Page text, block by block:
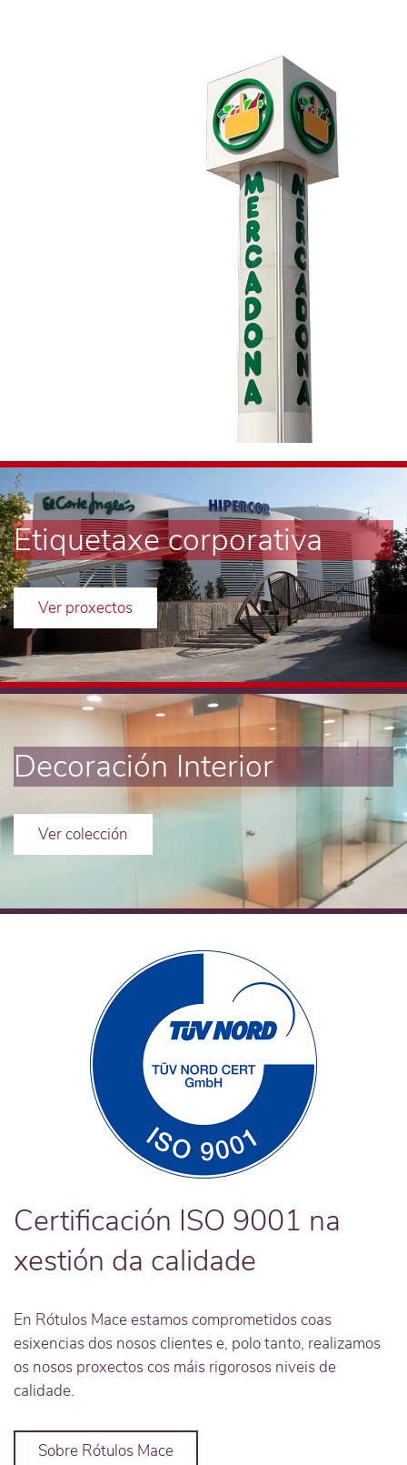
Etiquetaxe corporativa
Ver proxectos
Decoración Interior
Ver colección
Certificación ISO 9001 na
xestión da calidade
En Rótulos Mace estamos comprometidos coas
esixencias dos nosos clientes e, polo tanto, realizamos
os nosos proxectos cos máis rigorosos niveis de
calidade.
Sobre Rótulos Mace